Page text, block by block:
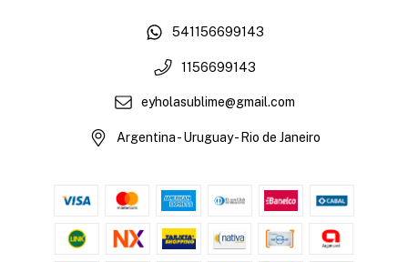
541156699143
1156699143
eyholasublime@gmail.com
Argentina - Uruguay - Rio de Janeiro